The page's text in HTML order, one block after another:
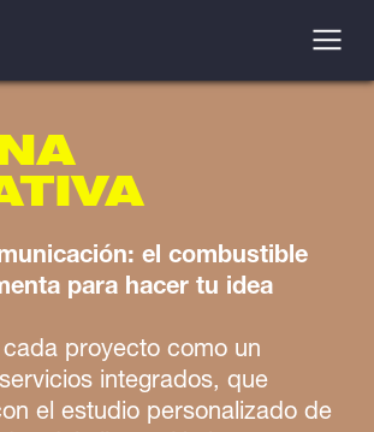
el combustible
para hacer tu idea
proyecto como un
integrados, que
el estudio personalizado de